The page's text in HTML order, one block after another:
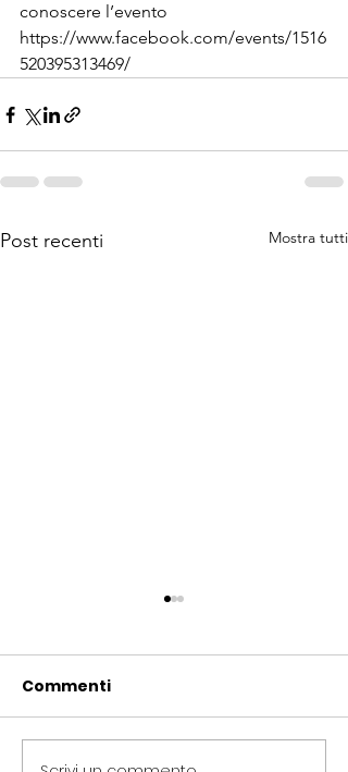
conoscere l’evento
https://www.facebook.com/events/1516
520395313469/
Post recenti Mostra tutti
Commenti